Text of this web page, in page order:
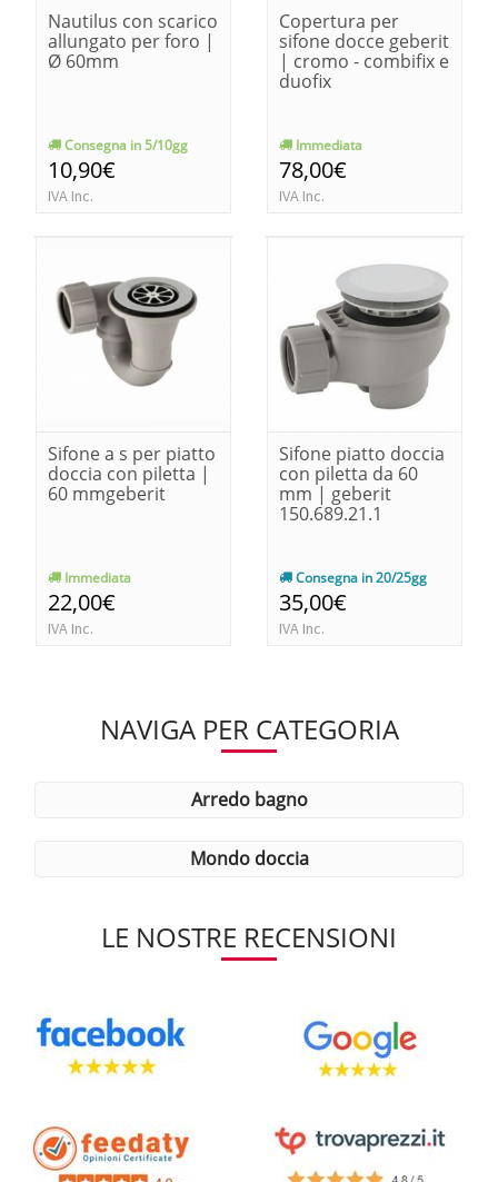
Nautilus con scarico
allungato per foro |
Ø 60mm
Consegna in 5/10gg
10,90€
IVA Inc.
Copertura per
sifone docce geberit
| cromo - combifix e
duofix
Immediata
78,00€
IVA Inc.
Sifone a s per piatto
doccia con piletta |
60 mmgeberit
Immediata
22,00€
IVA Inc.
Sifone piatto doccia
con piletta da 60
mm | geberit
150.689.21.1
Consegna in 20/25gg
35,00€
IVA Inc.
NAVIGA PER CATEGORIA
arredo bagno
mondo doccia
LE NOSTRE RECENSIONI